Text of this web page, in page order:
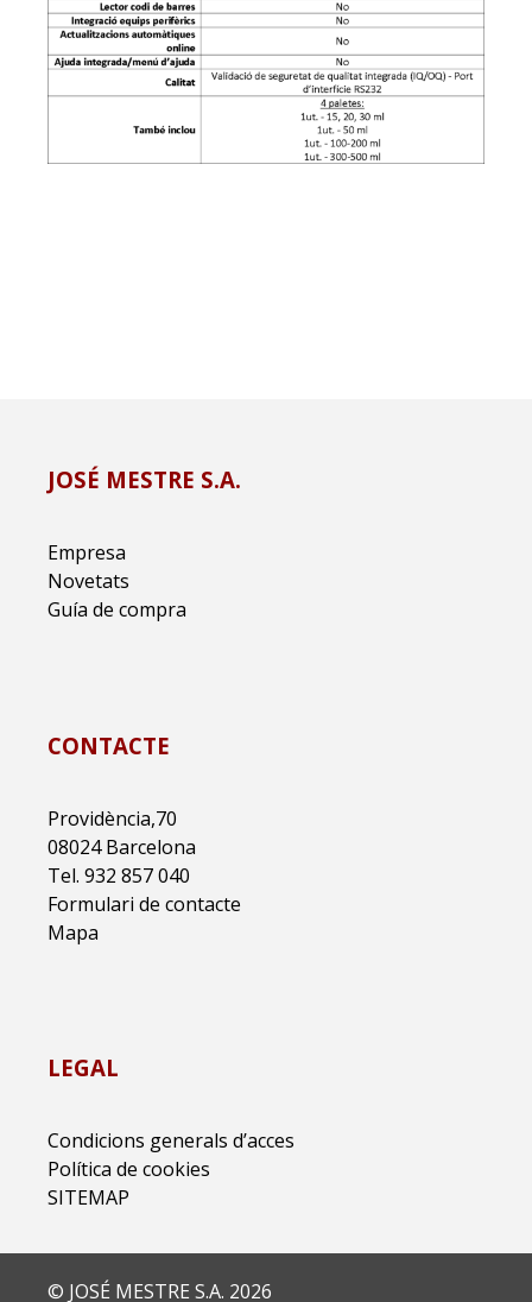
JOSÉ MESTRE S.A.
Empresa
Novetats
Guía de compra
CONTACTE
Providència,70
08024 Barcelona
Tel. 932 857 040
Formulari de contacte
Mapa
LEGAL
Condicions generals d’acces
Política de cookies
SITEMAP
© JOSÉ MESTRE S.A. 2026